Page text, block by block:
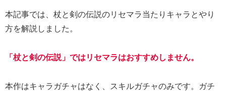
本記事では、杖と剣の伝説のリセマラ当たりキャラとやり
方を解説しました。
「杖と剣の伝説」ではリセマラはおすすめしません。
本作はキャラガチャはなく、スキルガチャのみです。ガチ